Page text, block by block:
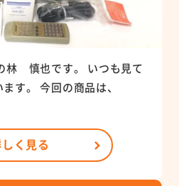
林 慎也です。 いつも見て
す。 今回の商品は、
く見る